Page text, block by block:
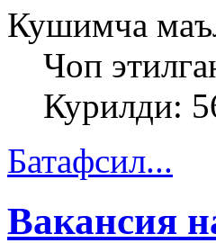
Кушимча
Чоп
Курилди:
Батафсил...
Вакансия